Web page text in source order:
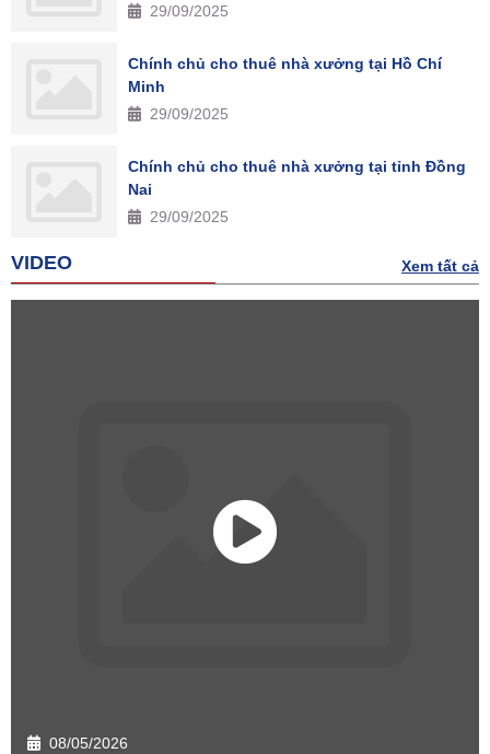
29/09/2025
Chính chủ cho thuê nhà xưởng tại Hồ Chí
Minh
29/09/2025
Chính chủ cho thuê nhà xưởng tại tỉnh Đồng
Nai
29/09/2025
VIDEO Xem tất cả
08/05/2026